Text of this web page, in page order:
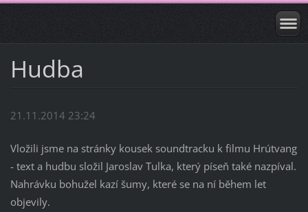
Hudba
21.11.2014 23:24
Vložili jsme na stránky kousek soundtracku k filmu Hrútvang
- text a hudbu složil Jaroslav Tulka, který píseň také nazpíval.
Nahrávku bohužel kazí šumy, které se na ní během let
objevily.